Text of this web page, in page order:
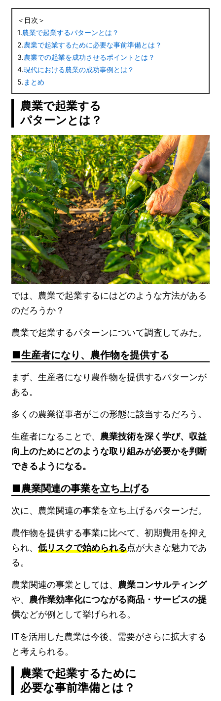
＜目次＞
1.農業で起業するパターンとは？
2.農業で起業するために必要な事前準備とは？
3.農業での起業を成功させるポイントとは？
4.現代における農業の成功事例とは？
5.まとめ
農業で起業する
パターンとは？
では、農業で起業するにはどのような方法がある
のだろうか？
農業で起業するパターンについて調査してみた。
生産者になり、農作物を提供する
まず、生産者になり農作物を提供するパターンが
ある。
多くの農業従事者がこの形態に該当するだろう。
生産者になることで、 農業技術を深く学び、収益
向上のためにどのような取り組みが必要かを判断
できるようになる。
農業関連の事業を立ち上げる
次に、農業関連の事業を立ち上げるパターンだ。
農作物を提供する事業に比べて、初期費用を抑え
られ、低リスクで始められる点が大きな魅力であ
る。
農業関連の事業としては、 農業コンサルティング
や、 農作業効率化につながる商品・サービスの提
供などが例として挙げられる。
ITを活用した農業は今後、需要がさらに拡大する
と考えられる。
農業で起業するために
必要な事前準備とは？